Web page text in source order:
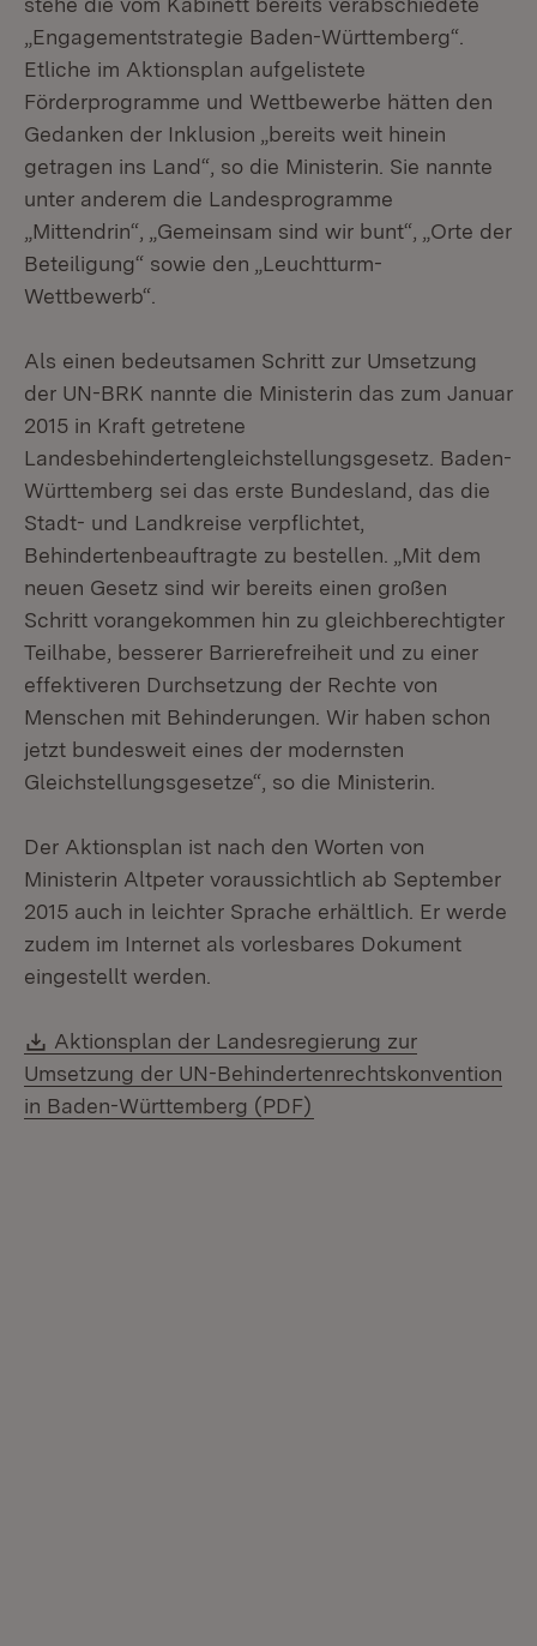
„Engagementstrategie Baden-Württemberg“.
Etliche im Aktionsplan aufgelistete
Förderprogramme und Wettbewerbe hätten den
Gedanken der Inklusion „bereits weit hinein
getragen ins Land“, so die Ministerin. Sie nannte
unter anderem die Landesprogramme
„Mittendrin“, „Gemeinsam sind wir bunt“, „Orte der
Beteiligung“ sowie den „Leuchtturm-
Wettbewerb“.
Als einen bedeutsamen Schritt zur Umsetzung
der UN-BRK nannte die Ministerin das zum Januar
2015 in Kraft getretene
Landesbehindertengleichstellungsgesetz. Baden-
Württemberg sei das erste Bundesland, das die
Stadt- und Landkreise verpflichtet,
Behindertenbeauftragte zu bestellen. „Mit dem
neuen Gesetz sind wir bereits einen großen
Schritt vorangekommen hin zu gleichberechtigter
Teilhabe, besserer Barrierefreiheit und zu einer
effektiveren Durchsetzung der Rechte von
Menschen mit Behinderungen. Wir haben schon
jetzt bundesweit eines der modernsten
Gleichstellungsgesetze“, so die Ministerin.
Der Aktionsplan ist nach den Worten von
Ministerin Altpeter voraussichtlich ab September
2015 auch in leichter Sprache erhältlich. Er werde
zudem im Internet als vorlesbares Dokument
eingestellt werden.
Download:
Aktionsplan der Landesregierung zur
Umsetzung der UN-Behindertenrechtskonvention
in Baden-Württemberg (PDF)